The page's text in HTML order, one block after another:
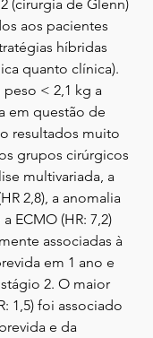
(cirurgia de Glenn)
aos pacientes
híbridas
quanto clínica).
< 2,1 kg a
em questão de
resultados muito
grupos cirúrgicos
multivariada, a
2,8), a anomalia
ECMO (HR: 7,2)
associadas à
em 1 ano e
2. O maior
1,5) foi associado
e da